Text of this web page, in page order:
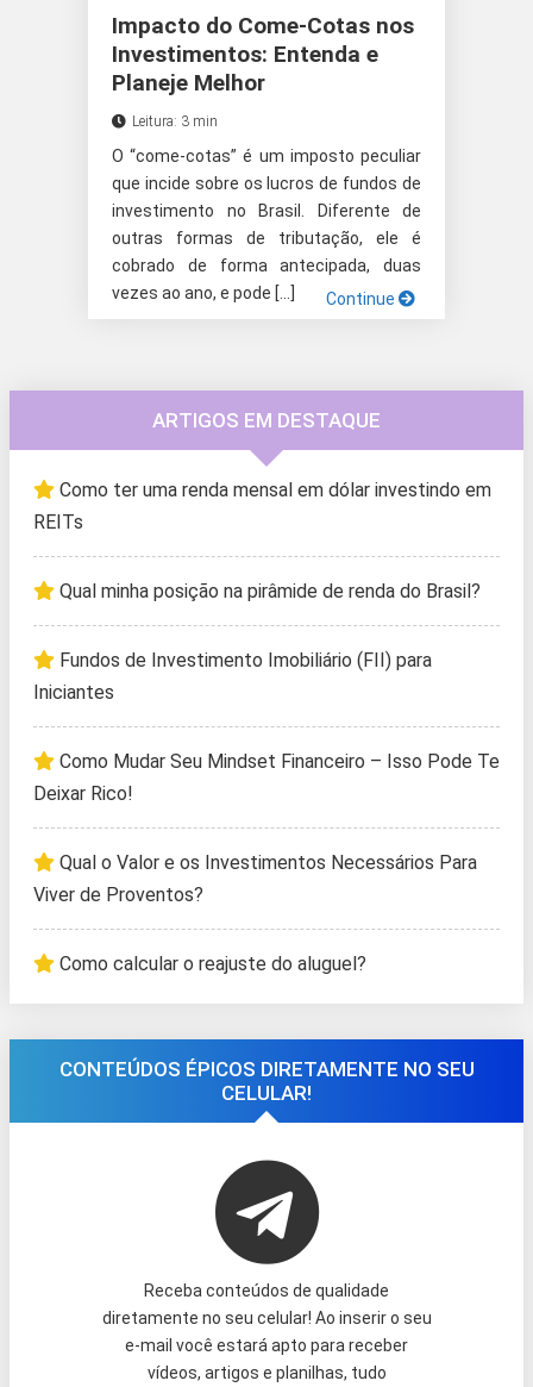
Impacto do Come-Cotas nos
Investimentos: Entenda e
Planeje Melhor
Leitura: 3 min
O “come-cotas” é um imposto peculiar
que incide sobre os lucros de fundos de
investimento no Brasil. Diferente de
outras formas de tributação, ele é
cobrado de forma antecipada, duas
vezes ao ano, e pode […]
Continue
ARTIGOS EM DESTAQUE
Como ter uma renda mensal em dólar investindo em
REITs
Qual minha posição na pirâmide de renda do Brasil?
Fundos de Investimento Imobiliário (FII) para
Iniciantes
Como Mudar Seu Mindset Financeiro – Isso Pode Te
Deixar Rico!
Qual o Valor e os Investimentos Necessários Para
Viver de Proventos?
Como calcular o reajuste do aluguel?
CONTEÚDOS ÉPICOS DIRETAMENTE NO SEU
CELULAR!
Receba conteúdos de qualidade
diretamente no seu celular! Ao inserir o seu
e-mail você estará apto para receber
vídeos, artigos e planilhas, tudo